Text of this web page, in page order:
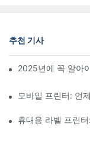
추천 기사
2025년에 꼭 알아
모바일 프린터: 언
휴대용 라벨 프린